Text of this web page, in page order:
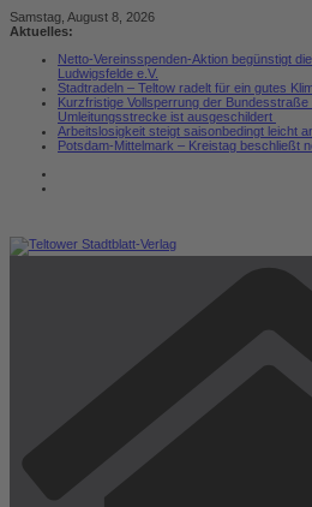
Zum
Inhalt
Samstag, August 8, 2026
Aktuelles:
Netto-Vereinsspenden-Aktion begünstigt
Ludwigsfelde e.V.
Stadtradeln – Teltow radelt für ein gutes
Kurzfristige Vollsperrung der
Umleitungsstrecke ist ausgeschildert
Arbeitslosigkeit steigt saisonbedingt leicht
Potsdam-Mittelmark – Kreistag beschließt